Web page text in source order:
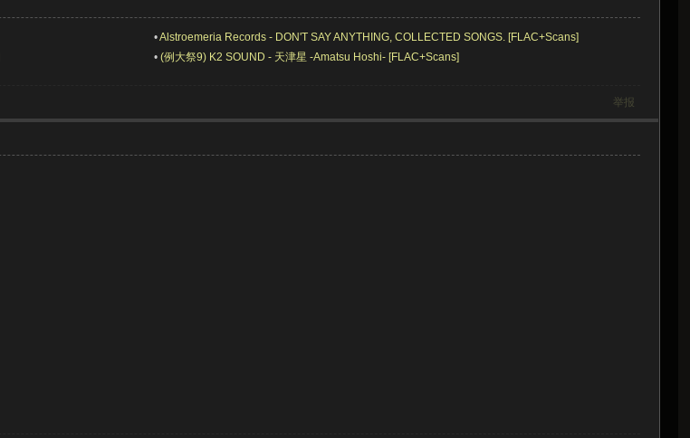
•Alstroemeria Records - DON'T SAY ANYTHING, COLLECTED SONGS. [FLAC+Scans]
•(例大祭9) K2 SOUND - 天津星 -Amatsu Hoshi- [FLAC+Scans]
举报